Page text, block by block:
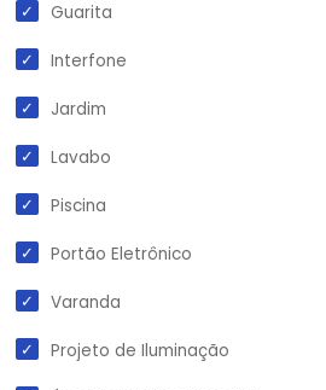
Guarita
Interfone
Jardim
Lavabo
Piscina
Portão Eletrônico
Varanda
Projeto de Iluminação